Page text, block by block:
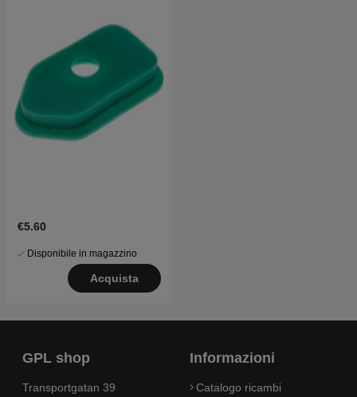
€5.60
Disponibile in magazzino
Acquista
GPL shop
Transportgatan 39
Informazioni
Catalogo ricambi